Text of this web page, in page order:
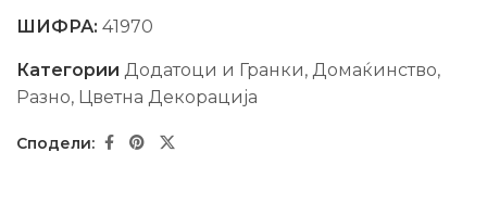
ШИФРА: 41970
Категории Додатоци и Гранки, Домаќинство,
Разно, Цветна Декорација